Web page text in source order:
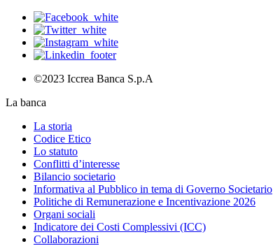
©2023 Iccrea Banca S.p.A
La banca
La storia
Codice Etico
Lo statuto
Conflitti d’interesse
Bilancio societario
Informativa al Pubblico in tema di Governo Societario
Politiche di Remunerazione e Incentivazione 2026
Organi sociali
Indicatore dei Costi Complessivi (ICC)
Collaborazioni